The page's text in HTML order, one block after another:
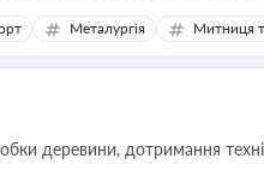
Металургія Митниця
деревини, дотримання